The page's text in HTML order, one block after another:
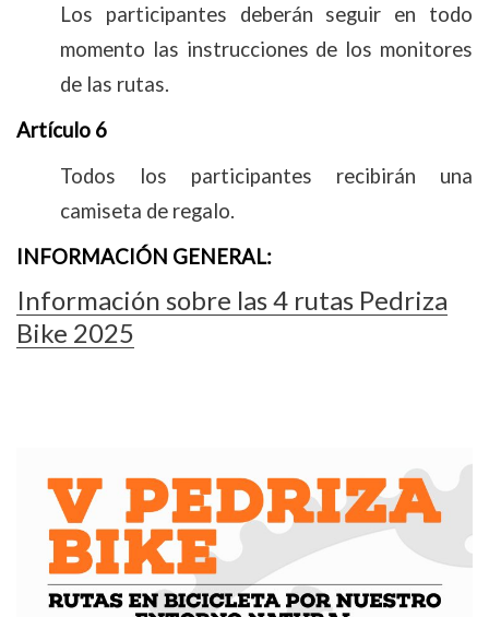
Los participantes deberán seguir en todo
momento las instrucciones de los monitores
de las rutas.
Artículo 6
Todos los participantes recibirán una
camiseta de regalo.
INFORMACIÓN GENERAL:
Información sobre las 4 rutas Pedriza
Bike 2025